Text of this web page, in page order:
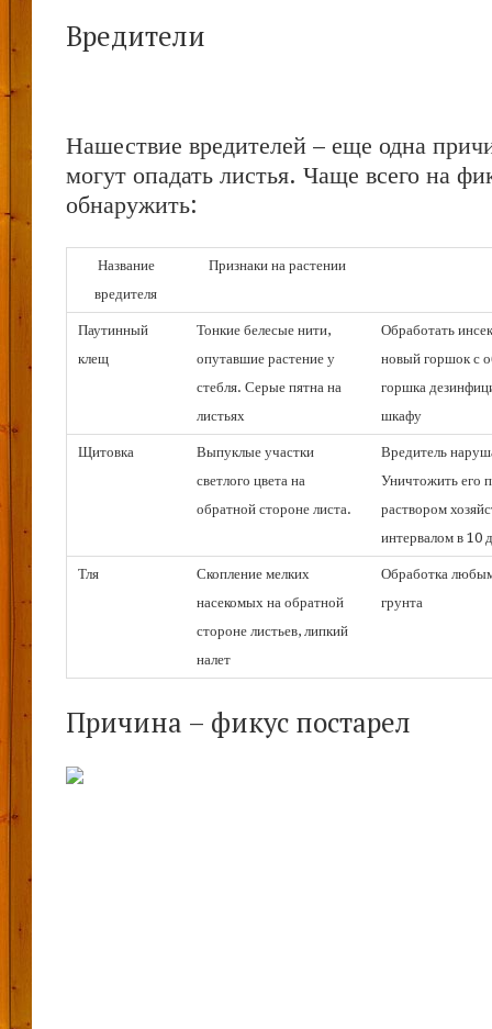
Вредители
Нашествие вредителей – еще одна
могут опадать листья. Чаще всего на
обнаружить:
Название
вредителя
Признаки на растении
Паутинный
клещ
Тонкие белесые нити,
опутавшие растение у
стебля. Серые пятна на
листьях
Обработать
новый горшок с
горшка
шкафу
Щитовка
Выпуклые участки
светлого цвета на
обратной стороне листа.
Вредитель
Уничтожить его
раствором
интервалом в 10
Тля
Скопление мелких
насекомых на обратной
стороне листьев, липкий
налет
Обработка
грунта
Причина – фикус постарел